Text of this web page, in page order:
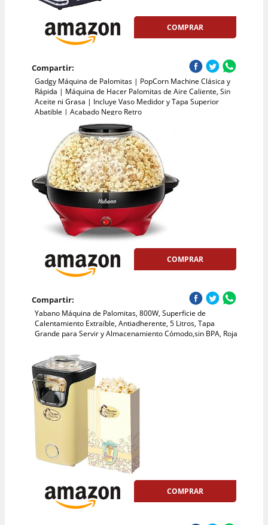
COMPRAR
Compartir:
Gadgy Máquina de Palomitas | PopCorn Machine Clásica y
Rápida | Máquina de Hacer Palomitas de Aire Caliente, Sin
Aceite ni Grasa | Incluye Vaso Medidor y Tapa Superior
Abatible | Acabado Negro Retro
COMPRAR
Compartir:
Yabano Máquina de Palomitas, 800W, Superficie de
Calentamiento Extraíble, Antiadherente, 5 Litros, Tapa
Grande para Servir y Almacenamiento Cómodo,sin BPA, Roja
COMPRAR